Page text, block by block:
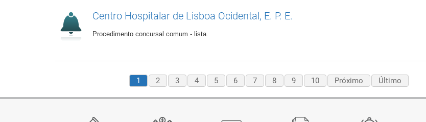
Centro Hospitalar de Lisboa Ocidental, E. P. E.
Procedimento concursal comum - lista.
1 2 3 4 5 6 7 8 9 10 Próximo Último